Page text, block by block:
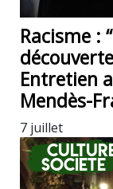
Racisme :
Entretien
Mendès-
7 juillet
Societe